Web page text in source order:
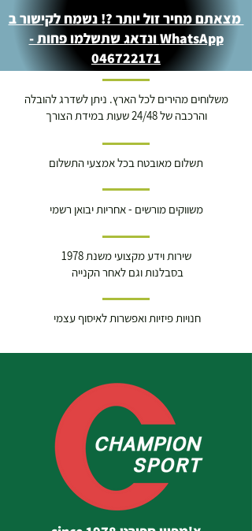
מצאתם מחיר זול יותר ?! נשמח לקישור ב
WhatsApp ונדאג שתשלמו פחות -
046722171
משלוחים מהירים לכל הארץ. ניתן לשדרג להובלה
והרכבה של 24/48 שעות במידת הצורך
תשלום מאובטח בכל אמצעי התשלום
משווקים מורשים - אחריות יבואן רשמי
שירות וידע מקצועי משנת 1978
בסבלנות וגם לאחר הקנייה
חנויות פיזיות ואפשרות לאיסוף עצמי